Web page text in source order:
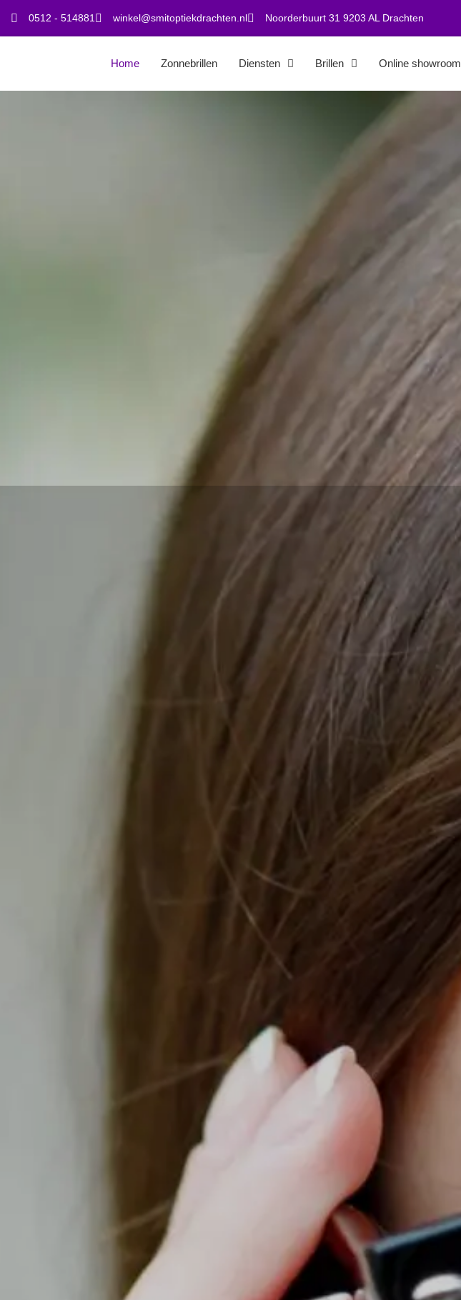
0512 - 514881 winkel@smitoptiekdrachten.nl Noorderbuurt 31 9203 AL Drachten
Home Zonnebrillen Diensten Brillen Online showroom